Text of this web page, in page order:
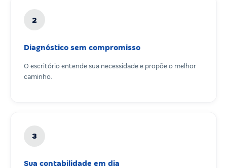
2
Diagnóstico sem compromisso
O escritório entende sua necessidade e propõe o melhor
caminho.
3
Sua contabilidade em dia